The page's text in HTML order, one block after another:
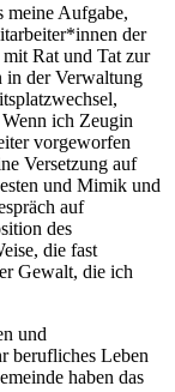
meine Aufgabe,
der
Rat und Tat zur
in der Verwaltung
ich Zeugin
vorgeworfen
Versetzung auf
und Mimik und
auf
des
die fast
Gewalt, die ich
und
berufliches Leben
haben das